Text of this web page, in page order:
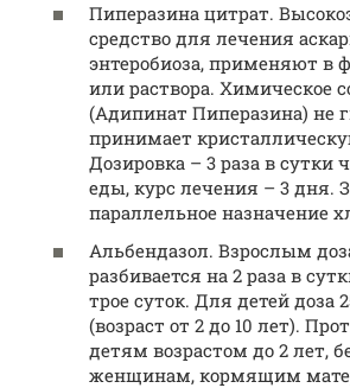
Пиперазина цитрат.
средство для лечения
энтеробиоза, применяют в
или раствора. Химическое
(Адипинат Пиперазина) не
принимает
Дозировка – 3 раза в сутки
еды, курс лечения – 3 дня.
параллельное назначение
Альбендазол. Взрослым
разбивается на 2 раза в
трое суток. Для детей доза
(возраст от 2 до 10 лет).
детям возрастом до 2 лет,
женщинам, кормящим